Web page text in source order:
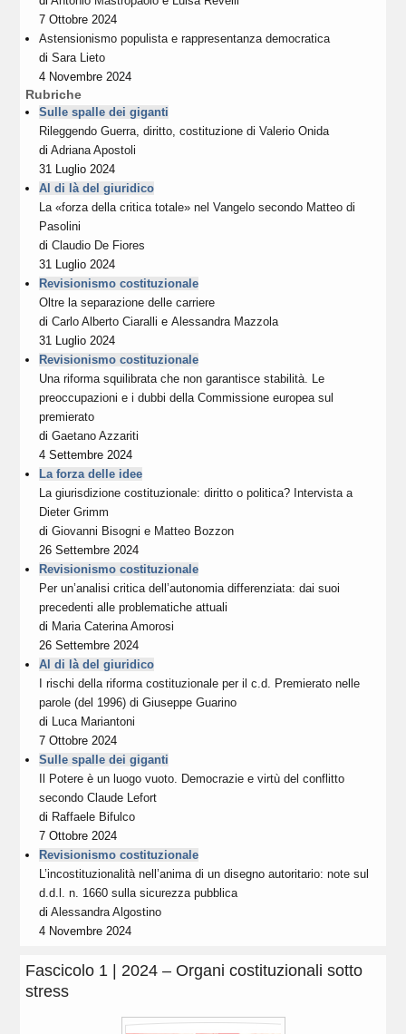
7 Ottobre 2024
Astensionismo populista e rappresentanza democratica
diSara Lieto
4 Novembre 2024
Rubriche
Sulle spalle dei giganti
Rileggendo Guerra, diritto, costituzione di Valerio Onida
diAdriana Apostoli
31 Luglio 2024
Al di là del giuridico
La «forza della critica totale» nel Vangelo secondo Matteo di
Pasolini
diClaudio De Fiores
31 Luglio 2024
Revisionismo costituzionale
Oltre la separazione delle carriere
diCarlo Alberto Ciaralli eAlessandra Mazzola
31 Luglio 2024
Revisionismo costituzionale
Una riforma squilibrata che non garantisce stabilità. Le
preoccupazioni e i dubbi della Commissione europea sul
premierato
diGaetano Azzariti
4 Settembre 2024
La forza delle idee
La giurisdizione costituzionale: diritto o politica? Intervista a
Dieter Grimm
diGiovanni Bisogni e Matteo Bozzon
26 Settembre 2024
Revisionismo costituzionale
Per un’analisi critica dell’autonomia differenziata: dai suoi
precedenti alle problematiche attuali
di Maria Caterina Amorosi
26 Settembre 2024
Al di là del giuridico
I rischi della riforma costituzionale per il c.d. Premierato nelle
parole (del 1996) di Giuseppe Guarino
di Luca Mariantoni
7 Ottobre 2024
Sulle spalle dei giganti
Il Potere è un luogo vuoto. Democrazie e virtù del conflitto
secondo Claude Lefort
di Raffaele Bifulco
7 Ottobre 2024
Revisionismo costituzionale
L’incostituzionalità nell’anima di un disegno autoritario: note sul
d.d.l. n. 1660 sulla sicurezza pubblica
diAlessandra Algostino
4 Novembre 2024
Fascicolo 1 | 2024 – Organi costituzionali sotto
stress